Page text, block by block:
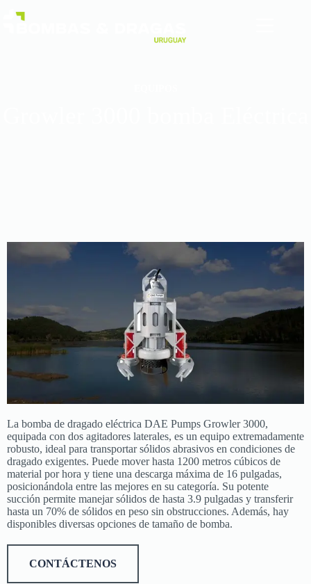
La bomba de dragado eléctrica DAE Pumps Growler 3000,
equipada con dos agitadores laterales, es un equipo extremadamente
robusto, ideal para transportar sólidos abrasivos en condiciones de
dragado exigentes. Puede mover hasta 1200 metros cúbicos de
material por hora y tiene una descarga máxima de 16 pulgadas,
posicionándola entre las mejores en su categoría. Su potente
succión permite manejar sólidos de hasta 3.9 pulgadas y transferir
hasta un 70% de sólidos en peso sin obstrucciones. Además, hay
disponibles diversas opciones de tamaño de bomba.
CONTÁCTENOS